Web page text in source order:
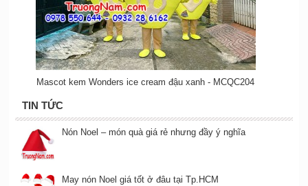
Mascot kem Wonders ice cream đậu xanh - MCQC204
TIN TỨC
Nón Noel – món quà giá rẻ nhưng đầy ý nghĩa
May nón Noel giá tốt ở đâu tại Tp.HCM